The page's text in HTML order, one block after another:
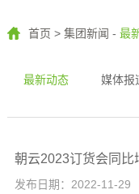
首页 > 集团新闻 - 最
最新动态 媒体报
朝云2023订货会同比
发布日期：2022-11-29